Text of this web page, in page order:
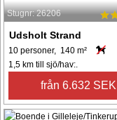
Stugnr: 26206
Udsholt Strand
10 personer, 140 m²
1,5 km till sjö/hav:.
från 6.632 SEK